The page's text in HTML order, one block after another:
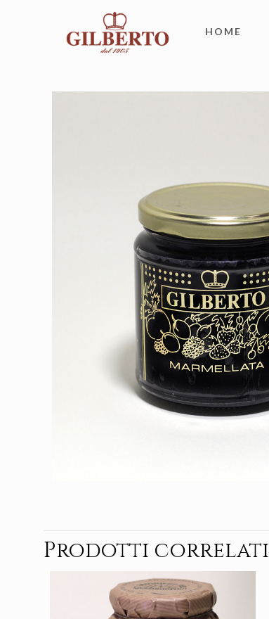
HOME
Prodotti correlati